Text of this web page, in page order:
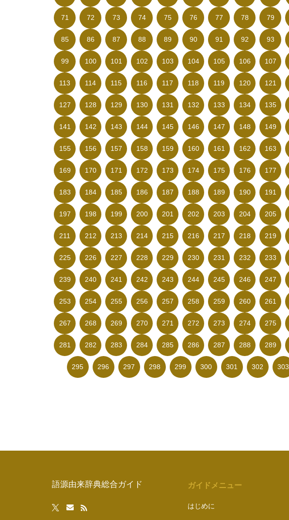
71 72 73 74 75 76 77 78 79
85 86 87 88 89 90 91 92 93
99 100 101 102 103 104 105 106 107
113 114 115 116 117 118 119 120 121
127 128 129 130 131 132 133 134 135
141 142 143 144 145 146 147 148 149
155 156 157 158 159 160 161 162 163
169 170 171 172 173 174 175 176 177
183 184 185 186 187 188 189 190 191
197 198 199 200 201 202 203 204 205
211 212 213 214 215 216 217 218 219
225 226 227 228 229 230 231 232 233
239 240 241 242 243 244 245 246 247
253 254 255 256 257 258 259 260 261
267 268 269 270 271 272 273 274 275
281 282 283 284 285 286 287 288 289
295 296 297 298 299 300 301 302 303
ガイドメニュー
はじめに
語源由来辞典総合ガイド